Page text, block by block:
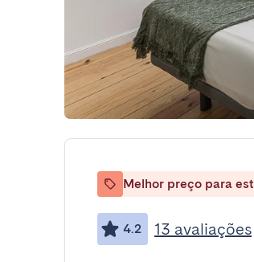
Melhor preço para
4.2 13 avaliações